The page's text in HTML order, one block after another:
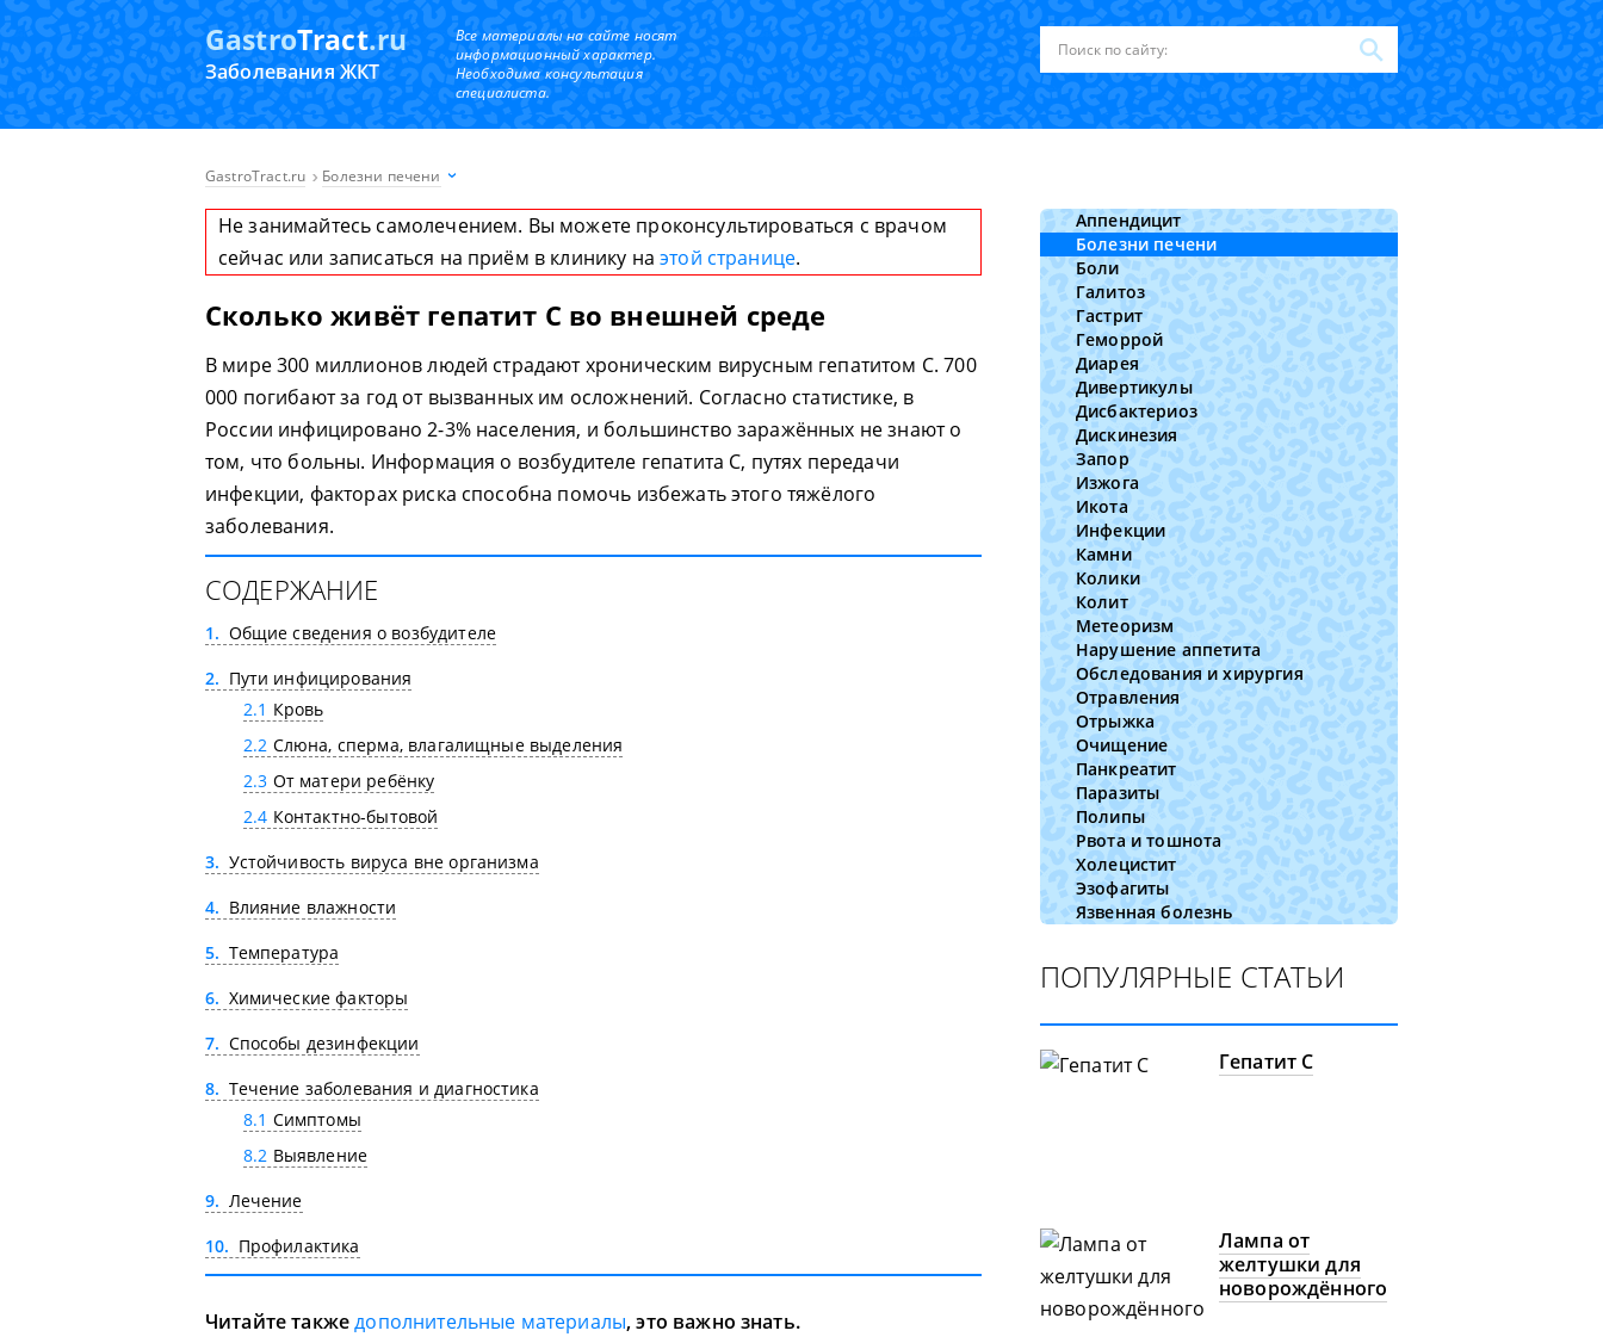
GastroTract.ru
Заболевания ЖКТ
Все материалы на сайте носят
информационный характер.
Необходима консультация
специалиста.
GastroTract.ru Болезни печени
Не занимайтесь самолечением. Вы можете проконсультироваться с врачом
сейчас или записаться на приём в клинику наэтой странице.
Сколько живёт гепатит С во внешней среде
В мире 300 миллионов людей страдают хроническим вирусным гепатитом С. 700
000 погибают за год от вызванных им осложнений. Согласно статистике, в
России инфицировано 2-3% населения, и большинство заражённых не знают о
том, что больны. Информация о возбудителе гепатита С, путях передачи
инфекции, факторах риска способна помочь избежать этого тяжёлого
заболевания.
СОДЕРЖАНИЕ
1
Общие сведения о возбудителе
2
Пути инфицирования
2.1 Кровь
2.2 Слюна, сперма, влагалищные выделения
2.3 От матери ребёнку
2.4 Контактно-бытовой
3
Устойчивость вируса вне организма
4
Влияние влажности
5
Температура
6
Химические факторы
7
Способы дезинфекции
8
Течение заболевания и диагностика
8.1 Симптомы
8.2 Выявление
9
Лечение
10
Профилактика
Читайте такжедополнительные материалы, это важно знать.
Аппендицит
Болезни печени
Боли
Галитоз
Гастрит
Геморрой
Диарея
Дивертикулы
Дисбактериоз
Дискинезия
Запор
Изжога
Икота
Инфекции
Камни
Колики
Колит
Метеоризм
Нарушение аппетита
Обследования и хирургия
Отравления
Отрыжка
Очищение
Панкреатит
Паразиты
Полипы
Рвота и тошнота
Холецистит
Эзофагиты
Язвенная болезнь
ПОПУЛЯРНЫЕ СТАТЬИ
Гепатит C
Лампа от
желтушки для
новорождённого